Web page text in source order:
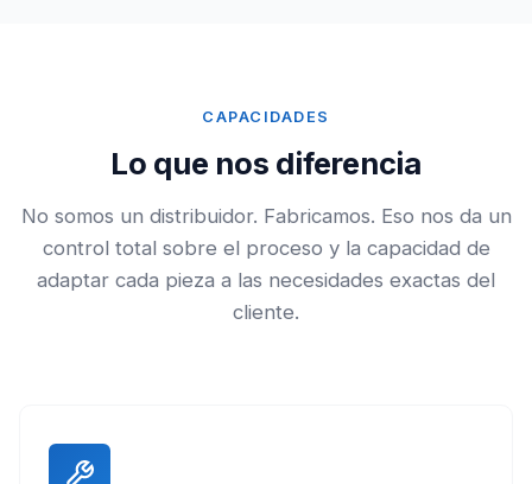
CAPACIDADES
Lo que nos diferencia
No somos un distribuidor. Fabricamos. Eso nos da un
control total sobre el proceso y la capacidad de
adaptar cada pieza a las necesidades exactas del
cliente.